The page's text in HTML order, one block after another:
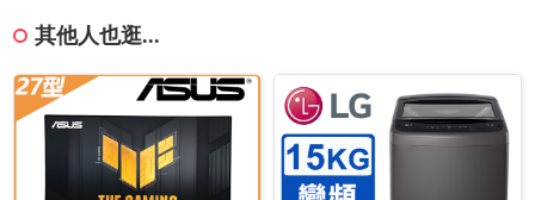
其他人也逛...